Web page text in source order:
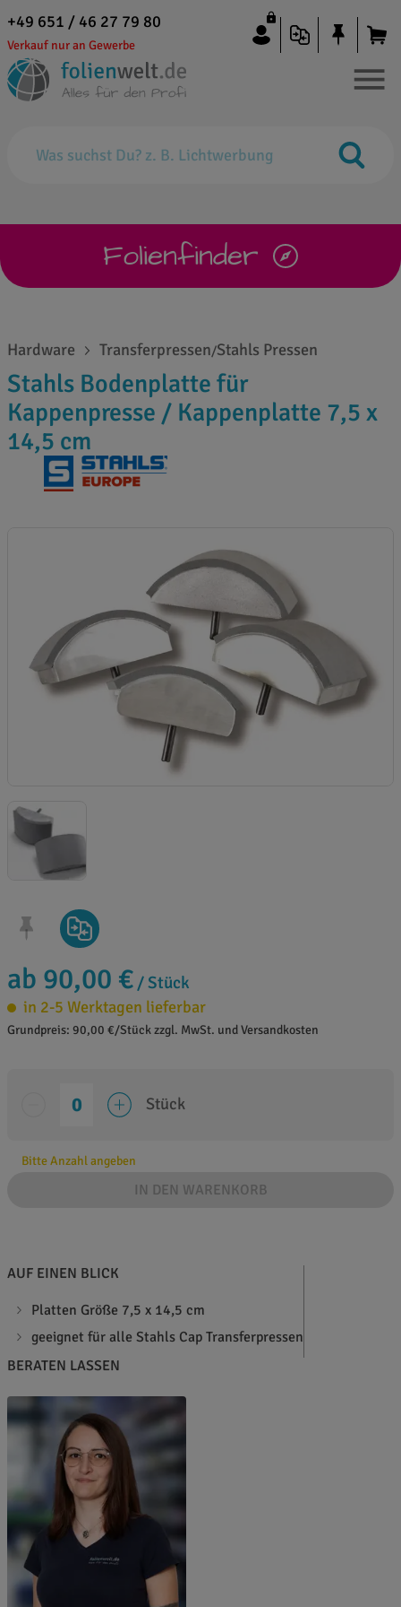
+49 651 / 46 27 79 80
Verkauf nur an Gewerbe
Folienfinder
Hardware Transferpressen/Stahls Pressen
Stahls Bodenplatte für
Kappenpresse / Kappenplatte 7,5 x
14,5 cm
ab 90,00 € / Stück
in 2-5 Werktagen lieferbar
Grundpreis: 90,00 €/Stück zzgl. MwSt. und Versandkosten
Stück
Bitte Anzahl angeben
IN DEN WARENKORB
AUF EINEN BLICK
Platten Größe 7,5 x 14,5 cm
geeignet für alle Stahls Cap Transferpressen
BERATEN LASSEN